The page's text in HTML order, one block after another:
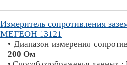
Измеритель сопротивления
МЕГЕОН 13121
• Диапазон измерения
200 Ом